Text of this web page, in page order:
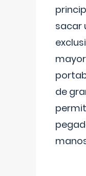
sacar
de